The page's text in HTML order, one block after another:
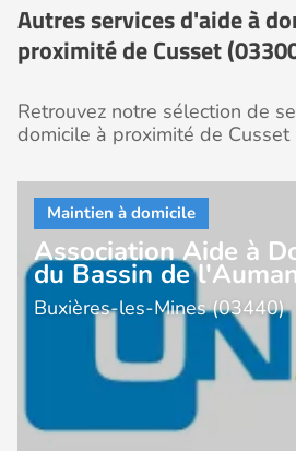
Autres services d'aide à
proximité de Cusset
Retrouvez notre sélection de
domicile à proximité de
Association Aide à
du Bassin de
Buxières-les-Mines (03440)